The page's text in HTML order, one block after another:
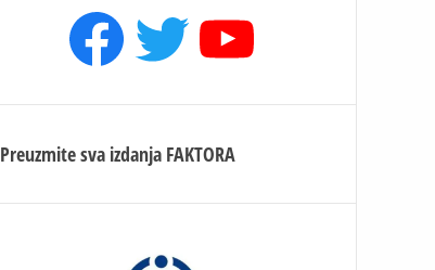
Facebook
TwitterYouTube
Preuzmite sva izdanja FAKTORA